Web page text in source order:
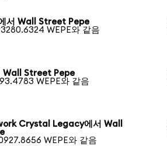
서 Wall Street Pepe
WEPE와 같음
Wall Street Pepe
WEPE와 같음
Crystal Legacy에서 Wall
WEPE와 같음